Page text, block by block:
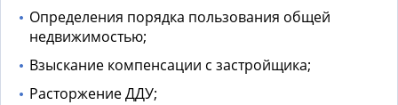
Определения порядка пользования общей
недвижимостью;
Взыскание компенсации с застройщика;
Расторжение ДДУ;